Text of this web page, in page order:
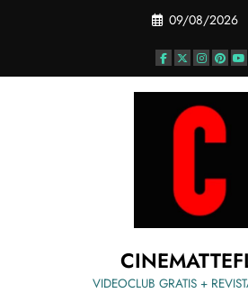
09/08/2026
VIDEOCLUB GRATIS +